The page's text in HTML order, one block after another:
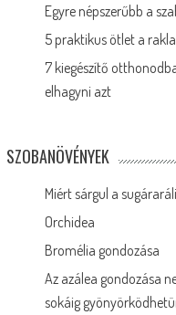
Egyre népszerűbb a
5 praktikus ötlet a
7 kiegészítő
elhagyni azt
SZOBANÖVÉNYEK
Miért sárgul a
Orchidea
Bromélia gondozása
Az azálea gondozása
sokáig